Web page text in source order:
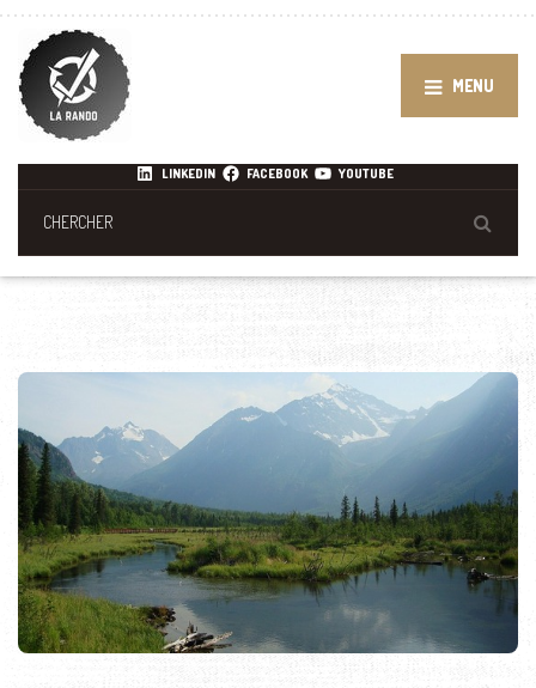
MENU
LINKEDIN FACEBOOK YOUTUBE